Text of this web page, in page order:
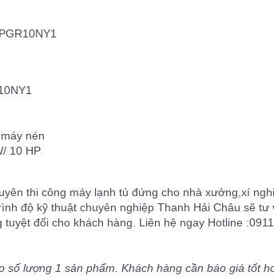
nén
10 HP
thi công máy lạnh tủ đứng cho nhà xưởng,xí
độ kỹ thuật chuyên nghiệp Thanh Hải Châu sẽ
đối cho khách hàng. Liên hệ ngay Hotline
số lượng 1 sản phẩm. Khách hàng cần báo giá tốt